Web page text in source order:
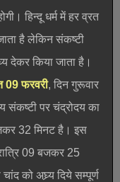
हिन्दू धर्म में हर व्रत
है लेकिन संकष्टी
देकर किया जाता है।
09 फरवरी, दिन गुरूवार
संकष्टी पर चंद्रोदय का
32 मिनट है। इस
09 बजकर 25
को अघ्र्य दिये सम्पूर्ण